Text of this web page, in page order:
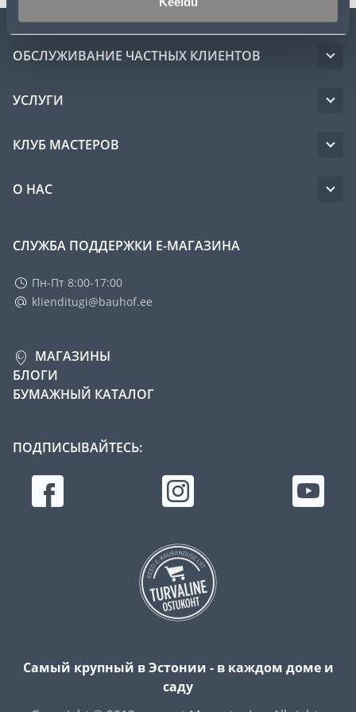
ОБСЛУЖИВАНИЕ ЧАСТНЫХ КЛИЕНТОВ
УСЛУГИ
КЛУБ МАСТЕРОВ
О НАС
СЛУЖБА ПОДДЕРЖКИ Е-МАГАЗИНА
Пн-Пт 8:00-17:00
klienditugi@bauhof.ee
МАГАЗИНЫ
БЛОГИ
БУМАЖНЫЙ КАТАЛОГ
ПОДПИСЫВАЙТЕСЬ:
Самый крупный в Эстонии - в каждом доме и
саду